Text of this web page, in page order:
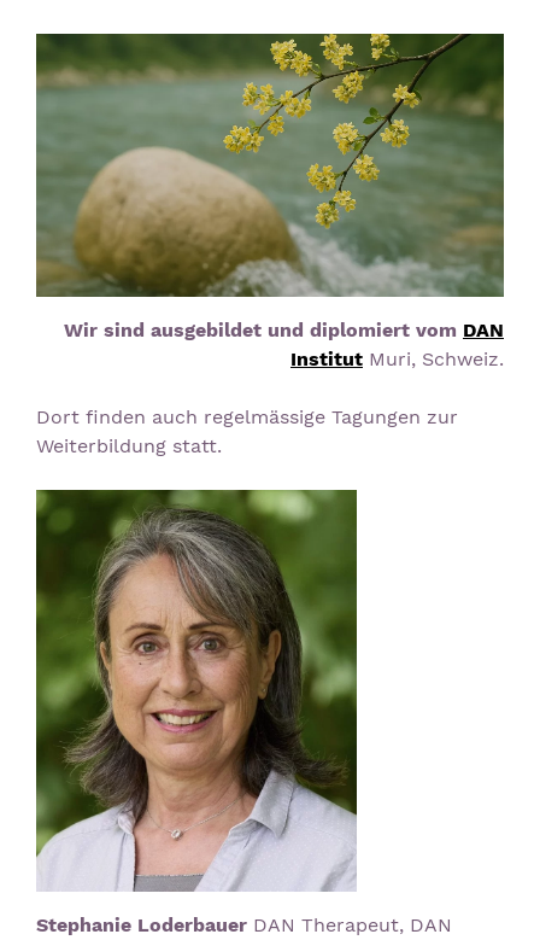
Wir sind ausgebildet und diplomiert vom DAN
Institut Muri, Schweiz.
Dort finden auch regelmässige Tagungen zur
Weiterbildung statt.
Stephanie Loderbauer DAN Therapeut, DAN